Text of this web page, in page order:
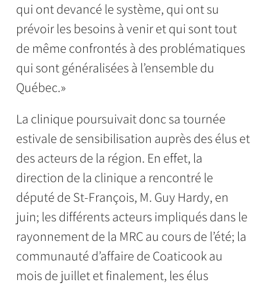
qui ont devancé le système, qui ont su
prévoir les besoins à venir et qui sont tout
de même confrontés à des problématiques
qui sont généralisées à l’ensemble du
Québec.»
La clinique poursuivait donc sa tournée
estivale de sensibilisation auprès des élus et
des acteurs de la région. En effet, la
direction de la clinique a rencontré le
député de St-François, M. Guy Hardy, en
juin; les différents acteurs impliqués dans le
rayonnement de la MRC au cours de l’été; la
communauté d’affaire de Coaticook au
mois de juillet et finalement, les élus